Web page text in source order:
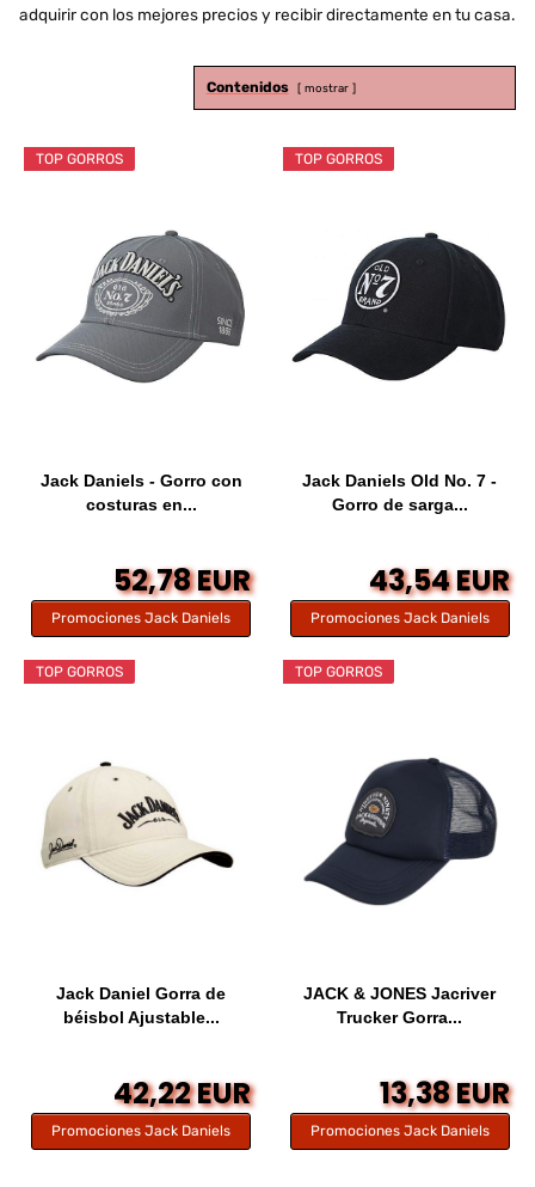
adquirir con los mejores precios y recibir directamente en tu casa.
Contenidos mostrar
TOP GORROS
Jack Daniels - Gorro con
costuras en...
52,78 EUR
Promociones Jack Daniels
TOP GORROS
Jack Daniels Old No. 7 -
Gorro de sarga...
43,54 EUR
Promociones Jack Daniels
TOP GORROS
Jack Daniel Gorra de
béisbol Ajustable...
42,22 EUR
Promociones Jack Daniels
TOP GORROS
JACK & JONES Jacriver
Trucker Gorra...
13,38 EUR
Promociones Jack Daniels